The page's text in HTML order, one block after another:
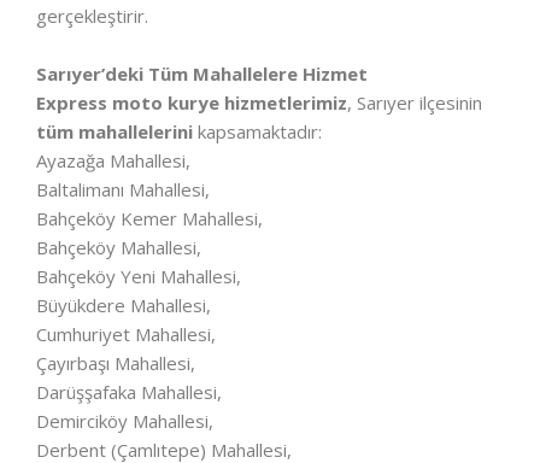
gerçekleştirir.
Sarıyer’deki Tüm Mahallelere Hizmet
Express moto kurye hizmetlerimiz, Sarıyer ilçesinin
tüm mahallelerini kapsamaktadır:
Ayazağa Mahallesi,
Baltalimanı Mahallesi,
Bahçeköy Kemer Mahallesi,
Bahçeköy Mahallesi,
Bahçeköy Yeni Mahallesi,
Büyükdere Mahallesi,
Cumhuriyet Mahallesi,
Çayırbaşı Mahallesi,
Darüşşafaka Mahallesi,
Demirciköy Mahallesi,
Derbent (Çamlıtepe) Mahallesi,